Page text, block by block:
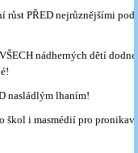
růst PŘED nejrůznějšími
nádherných dětí
nasládlým lhaním!
škol i masmédií pro